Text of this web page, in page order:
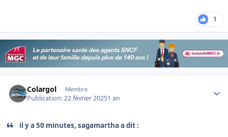
1
Colargol Membre
Publication:22 février 20251 an
il y a 50 minutes, sagamartha a dit :